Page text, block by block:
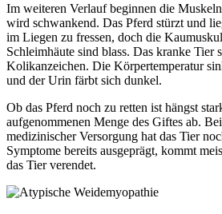
Im weiteren Verlauf beginnen die
wird schwankend. Das Pferd stürzt und
im Liegen zu fressen, doch die
Schleimhäute sind blass. Das kranke Tier
Kolikanzeichen. Die Körpertemperatur
und der Urin färbt sich dunkel.
Ob das Pferd noch zu retten ist hängst
aufgenommenen Menge des Giftes ab.
medizinischer Versorgung hat das Tier
Symptome bereits ausgeprägt, kommt
das Tier verendet.